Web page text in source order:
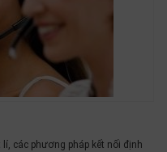
các phương pháp kết nối định